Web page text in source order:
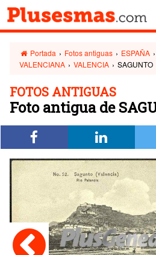
Portada › Fotos antiguas › ESPAÑA ›
VALENCIANA › VALENCIA › SAGUNTO
FOTOS ANTIGUAS
Foto antigua de